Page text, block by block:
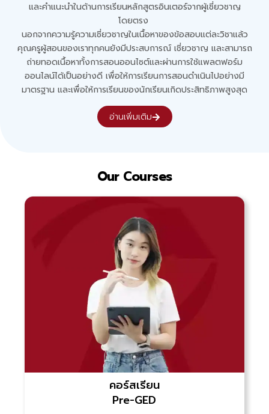
และคำแนะนำในด้านการเรียนหลักสูตรอินเตอร์จากผู้เชี่ยวชาญ
โดยตรง
นอกจากความรู้ความเชี่ยวชาญในเนื้อหาของข้อสอบแต่ละวิชาแล้ว
คุณครูผู้สอนของเราทุกคนยังมีประสบการณ์ เชี่ยวชาญ และสามารถ
ถ่ายทอดเนื้อหาทั้งการสอนออนไซต์และผ่านการใช้แพลตฟอร์ม
ออนไลน์ได้เป็นอย่างดี เพื่อให้การเรียนการสอนดำเนินไปอย่างมี
มาตรฐาน และเพื่อให้การเรียนของนักเรียนเกิดประสิทธิภาพสูงสุด
อ่านเพิ่มเติม
Our Courses
คอร์สเรียน
Pre-GED